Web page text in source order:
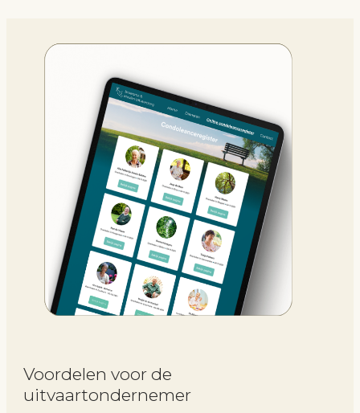
Voordelen voor de
uitvaartondernemer